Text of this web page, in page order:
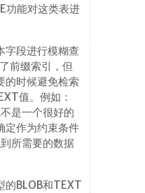
功能对这类表进
字段进行模糊查
前缀索引，但
的时候避免检索
值。例如：
是一个很好的
定作为约束条件
所需要的数据
的BLOB和TEXT